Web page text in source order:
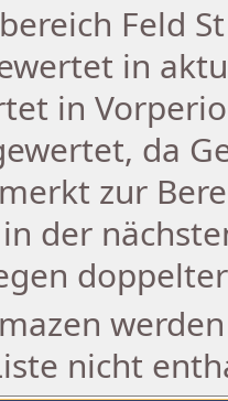
Feld
in
in
da
zur
der
nicht